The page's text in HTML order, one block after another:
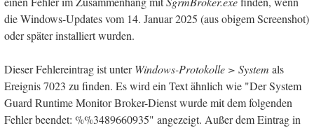
die Windows-Updates vom 14. Januar 2025 (aus obigem Screenshot)
oder später installiert wurden.
Dieser Fehlereintrag ist unterWindows-Protokolle > System als
Ereignis 7023 zu finden. Es wird ein Text ähnlich wie "Der System
Guard Runtime Monitor Broker-Dienst wurde mit dem folgenden
Fehler beendet: %%3489660935" angezeigt. Außer dem Eintrag in